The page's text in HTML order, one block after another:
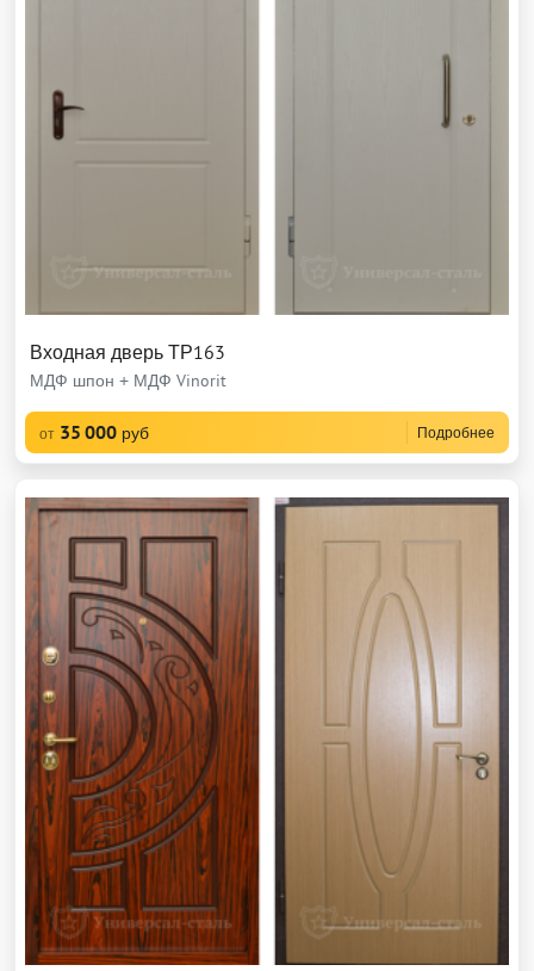
Входная дверь ТР163
МДФ шпон + МДФ Vinorit
от 35 000 руб Подробнее